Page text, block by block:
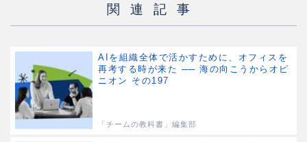
関連記事
AIを組織全体で活かすために、オフィスを
再考する時が来た ── 海の向こうからオピ
ニオン その197
「チームの教科書」編集部